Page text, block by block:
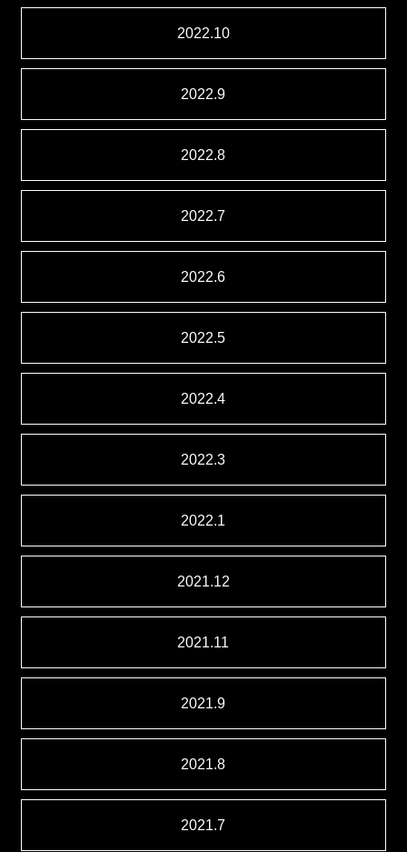
2022.10
2022.9
2022.8
2022.7
2022.6
2022.5
2022.4
2022.3
2022.1
2021.12
2021.11
2021.9
2021.8
2021.7